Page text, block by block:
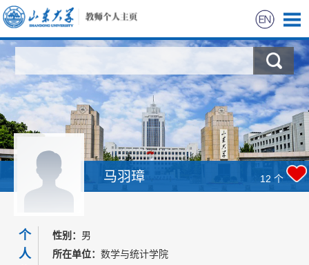
科学研究
教学研究
获奖信息
学生信息
马羽璋 12 个
个
人
性别： 男
所在单位： 数学与统计学院